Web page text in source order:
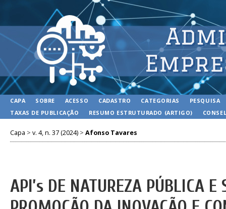
CAPA SOBRE ACESSO CADASTRO CATEGORIAS
PESQUISA
TAXAS DE PUBLICAÇÃO
RESUMO ESTRUTURADO (ARTIGO)
Capa > v. 4, n. 37 (2024) > Afonso Tavares
API’s DE NATUREZA PÚBLICA E